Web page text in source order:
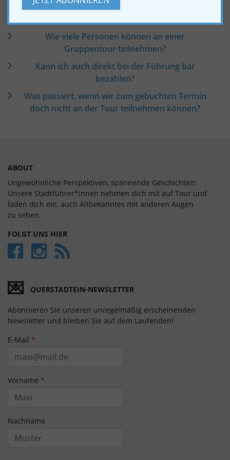
GRUPPENBUCHUNGEN
Wie viele Personen können an einer
Gruppentour teilnehmen?
Kann ich auch direkt bei der Führung bar
bezahlen?
Was passiert, wenn wir zum gebuchten Termin
doch nicht an der Tour teilnehmen können?
ABOUT
Ungewöhnliche Perspektiven, spannende Geschichten:
Unsere Stadtführer*innen nehmen dich mit auf Tour und
laden dich ein, auch Alt­bekan­ntes mit anderen Augen
zu sehen.
FOLGT UNS HIER
💌 QUERSTADTEIN-NEWSLETTER
Abonnieren Sie unseren unregelmäßig erscheinenden
Newsletter und bleiben Sie auf dem Laufenden!
E-Mail *
Vorname *
Nachname